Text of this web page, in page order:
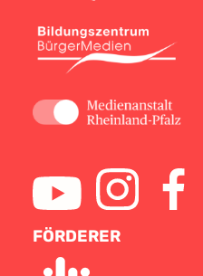
FÖRDERER